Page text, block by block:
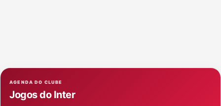
AGENDA DO CLUBE
Jogos do Inter